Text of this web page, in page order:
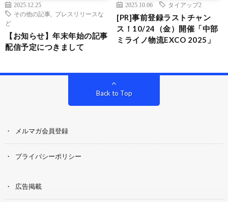
2025.12.25
その他の記事
プレスリリースな
ど
【お知らせ】年末年始の記事
配信予定につきまして
2025.10.06 タイアップ2
[PR]事前登録ラストチャン
ス！10/24（金）開催「中部
ミライノ物流EXCO 2025」
Back to Top
メルマガ会員登録
プライバシーポリシー
広告掲載